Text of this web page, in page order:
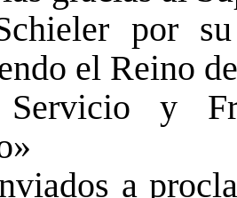
por
el Reino
y
a